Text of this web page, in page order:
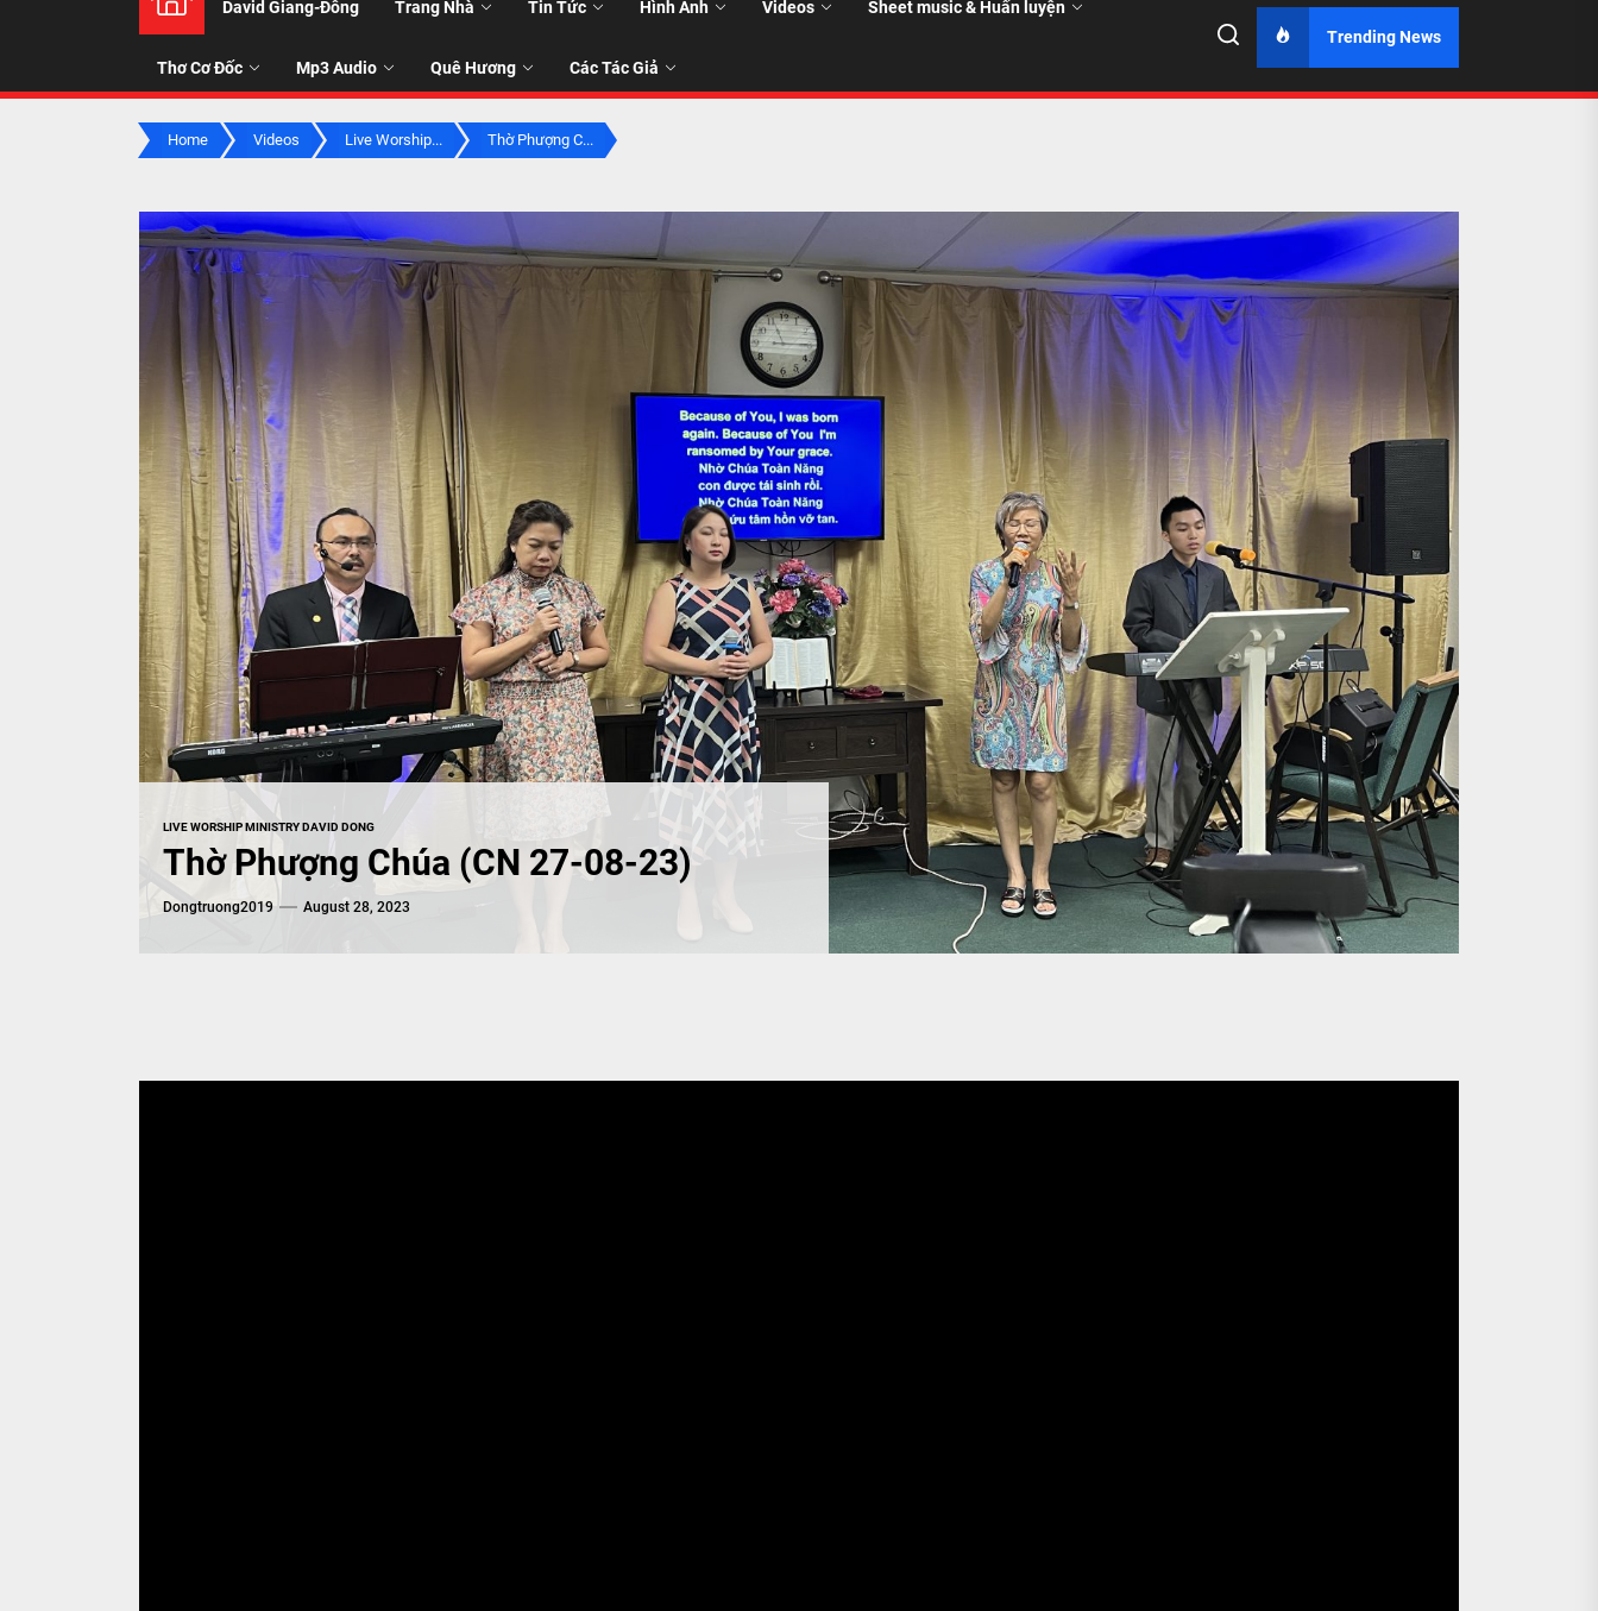
NHẠC
-
TALK
ABOUT
JESUS
CHRIST
THRU
MUSIC
David Giang-Đông Trang Nhà Tin Tức Hình Ảnh Videos Sheet music & Huấn luyện
Thơ Cơ Đốc Mp3 Audio Quê Hương Các Tác Giả
Trending News
Home Videos Live Worship... Thờ Phượng C...
LIVE WORSHIP MINISTRY DAVID DONG
Thờ Phượng Chúa (CN 27-08-23)
Dongtruong2019 August 28, 2023